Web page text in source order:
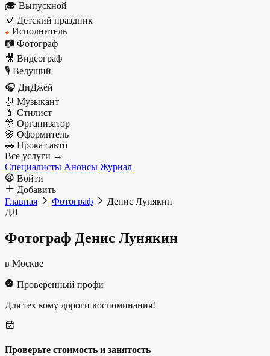
🎓 Выпускной
🎈 Детский праздник
★ Исполнитель
📷 Фотограф
🎥 Видеограф
🎙️ Ведущий
🎧 ДиДжей
🎻 Музыкант
💄 Стилист
🎊 Организатор
🌸 Оформитель
🚗 Прокат авто
Все услуги →
Специалисты Анонсы Журнал
Войти
Добавить
Главная
Фотограф
Денис Лунякин
ДЛ
Фотограф Денис Лунякин
в Москве
Проверенный профи
Для тех кому дороги воспоминания!
Проверьте стоимость и занятость